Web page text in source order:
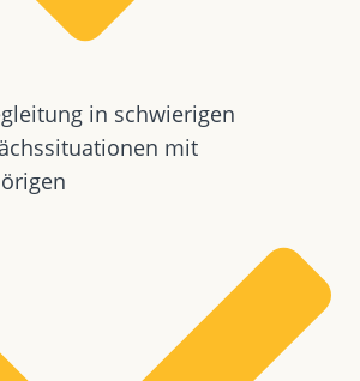
in schwierigen
mit